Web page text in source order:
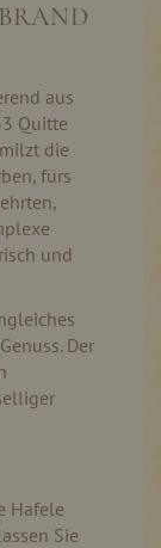
aus
Quitte
die
fürs
und
Der
Hafele
Sie